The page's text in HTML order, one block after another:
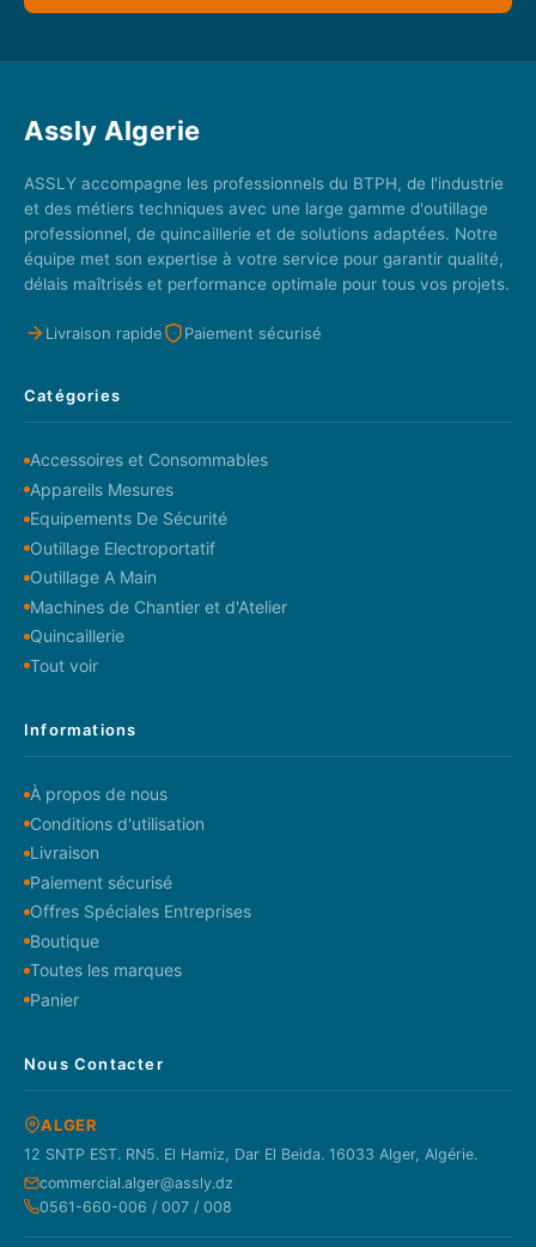
Assly Algerie
ASSLY accompagne les professionnels du BTPH, de l'industrie
et des métiers techniques avec une large gamme d'outillage
professionnel, de quincaillerie et de solutions adaptées. Notre
équipe met son expertise à votre service pour garantir qualité,
délais maîtrisés et performance optimale pour tous vos projets.
Livraison rapide Paiement sécurisé
Catégories
Accessoires et Consommables
Appareils Mesures
Equipements De Sécurité
Outillage Electroportatif
Outillage A Main
Machines de Chantier et d'Atelier
Quincaillerie
Tout voir
Informations
À propos de nous
Conditions d'utilisation
Livraison
Paiement sécurisé
Offres Spéciales Entreprises
Boutique
Toutes les marques
Panier
Nous Contacter
ALGER
12 SNTP EST. RN5. El Hamiz, Dar El Beida. 16033 Alger, Algérie.
commercial.alger@assly.dz
0561-660-006 / 007 / 008